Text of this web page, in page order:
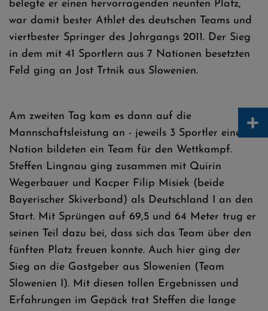
belegte er einen hervorragenden neunten Platz,
war damit bester Athlet des deutschen Teams und
viertbester Springer des Jahrgangs 2011. Der Sieg
in dem mit 41 Sportlern aus 7 Nationen besetzten
Feld ging an Jost Trtnik aus Slowenien.
Am zweiten Tag kam es dann auf die
Mannschaftsleistung an - jeweils 3 Sportler einer
Nation bildeten ein Team für den Wettkampf.
Steffen Lingnau ging zusammen mit Quirin
Wegerbauer und Kacper Filip Misiek (beide
Bayerischer Skiverband) als Deutschland I an den
Start. Mit Sprüngen auf 69,5 und 64 Meter trug er
seinen Teil dazu bei, dass sich das Team über den
fünften Platz freuen konnte. Auch hier ging der
Sieg an die Gastgeber aus Slowenien (Team
Slowenien I). Mit diesen tollen Ergebnissen und
Erfahrungen im Gepäck trat Steffen die lange
+